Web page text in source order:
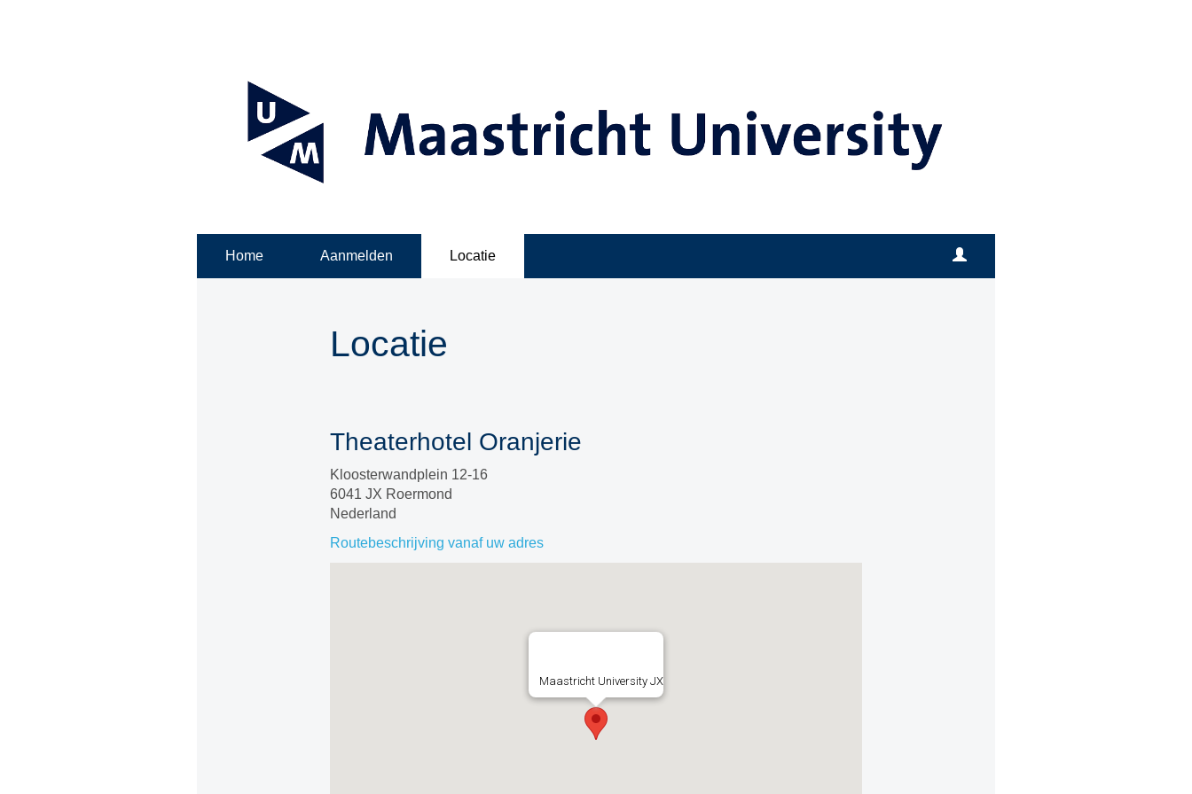
Home Aanmelden Locatie
Locatie
Theaterhotel Oranjerie
Kloosterwandplein 12-16
6041 JX Roermond
Nederland
Routebeschrijving vanaf uw adres
Maastricht University JX